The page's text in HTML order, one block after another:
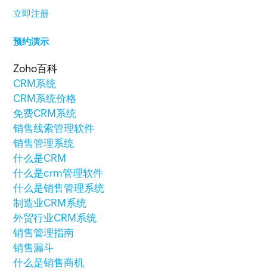
立即注册
预约演示
Zoho百科
CRM系统
CRM系统价格
免费CRM系统
销售线索管理软件
销售管理系统
什么是CRM
什么是crm管理软件
什么是销售管理系统
制造业CRM系统
外贸行业CRM系统
销售管理指南
销售漏斗
什么是销售商机